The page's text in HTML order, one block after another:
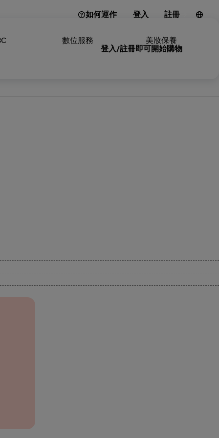
如何運作 登入 註冊
數位服務
美妝保養
登入/註冊即可開始購物